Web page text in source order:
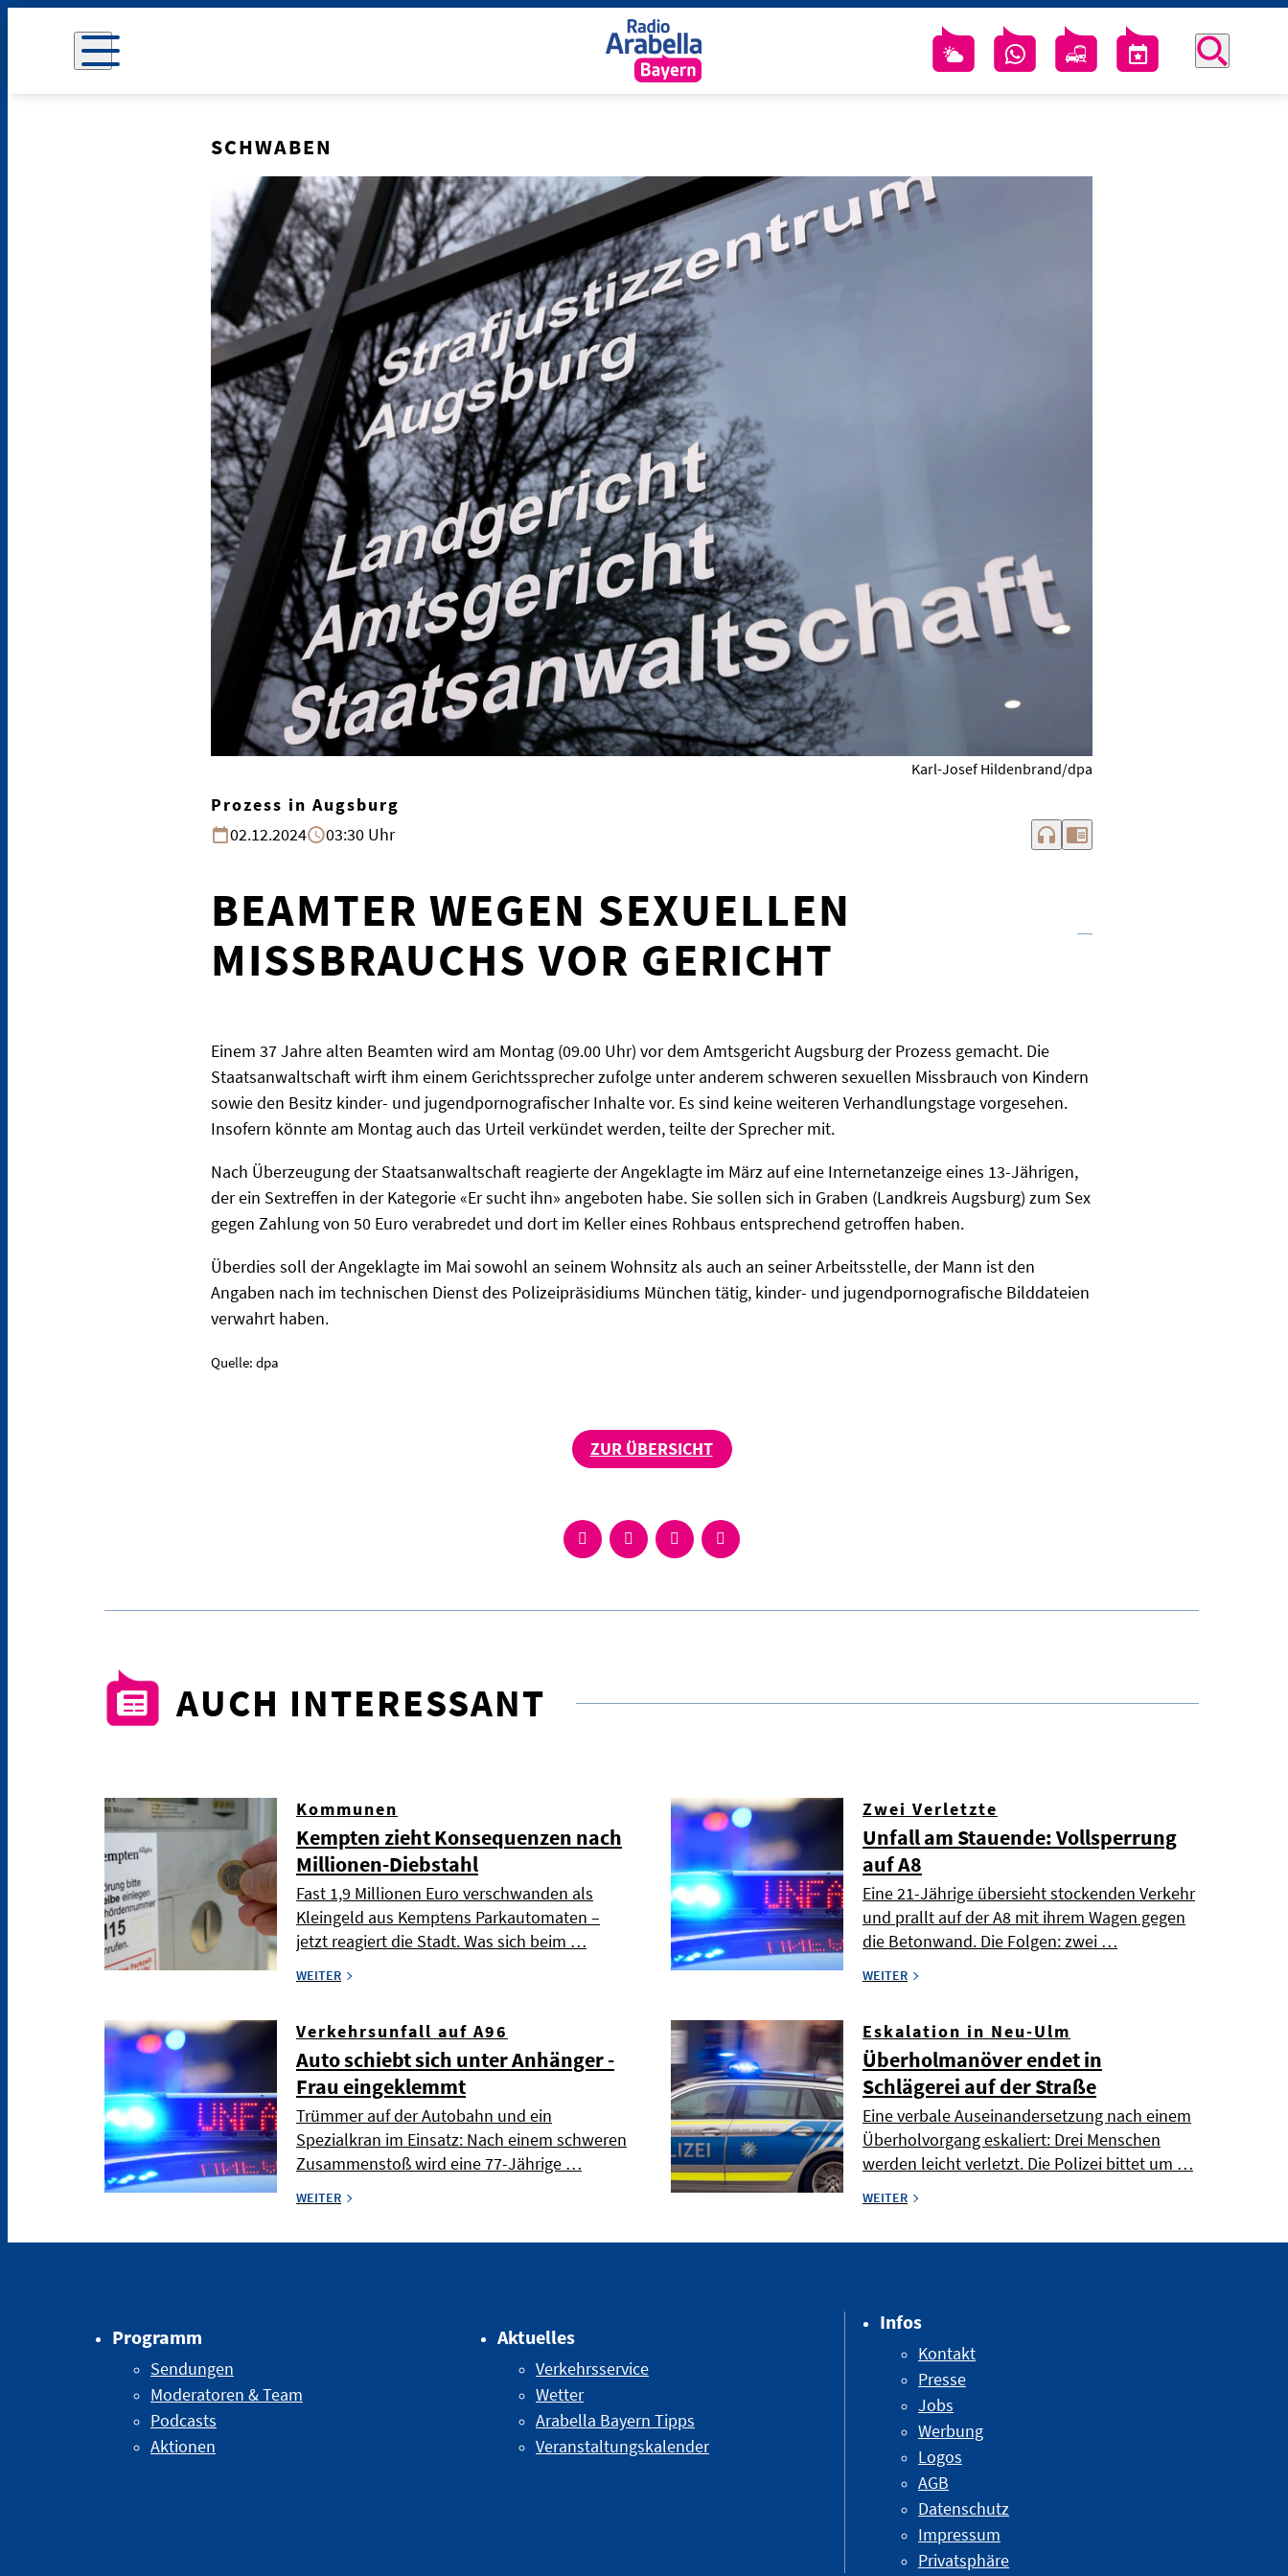
SCHWABEN
Karl-Josef Hildenbrand/dpa
Prozess in Augsburg
02.12.2024
03:30 Uhr headphones chrome_reader_mode
BEAMTER WEGEN SEXUELLEN
MISSBRAUCHS VOR GERICHT
Einem 37 Jahre alten Beamten wird am Montag (09.00 Uhr) vor dem Amtsgericht Augsburg der Prozess gemacht. Die
Staatsanwaltschaft wirft ihm einem Gerichtssprecher zufolge unter anderem schweren sexuellen Missbrauch von Kindern
sowie den Besitz kinder- und jugendpornografischer Inhalte vor. Es sind keine weiteren Verhandlungstage vorgesehen.
Insofern könnte am Montag auch das Urteil verkündet werden, teilte der Sprecher mit.
Nach Überzeugung der Staatsanwaltschaft reagierte der Angeklagte im März auf eine Internetanzeige eines 13-Jährigen,
der ein Sextreffen in der Kategorie «Er sucht ihn» angeboten habe. Sie sollen sich in Graben (Landkreis Augsburg) zum Sex
gegen Zahlung von 50 Euro verabredet und dort im Keller eines Rohbaus entsprechend getroffen haben.
Überdies soll der Angeklagte im Mai sowohl an seinem Wohnsitz als auch an seiner Arbeitsstelle, der Mann ist den
Angaben nach im technischen Dienst des Polizeipräsidiums München tätig, kinder- und jugendpornografische Bilddateien
verwahrt haben.
Quelle: dpa
ZUR ÜBERSICHT
AUCH INTERESSANT
Kommunen
Kempten zieht Konsequenzen nach
Millionen-Diebstahl
Fast 1,9 Millionen Euro verschwanden als
Kleingeld aus Kemptens Parkautomaten –
jetzt reagiert die Stadt. Was sich beim …
WEITER
Zwei Verletzte
Unfall am Stauende: Vollsperrung
auf A8
Eine 21-Jährige übersieht stockenden Verkehr
und prallt auf der A8 mit ihrem Wagen gegen
die Betonwand. Die Folgen: zwei …
WEITER
Verkehrsunfall auf A96
Auto schiebt sich unter Anhänger -
Frau eingeklemmt
Trümmer auf der Autobahn und ein
Spezialkran im Einsatz: Nach einem schweren
Zusammenstoß wird eine 77-Jährige …
WEITER
Eskalation in Neu-Ulm
Überholmanöver endet in
Schlägerei auf der Straße
Eine verbale Auseinandersetzung nach einem
Überholvorgang eskaliert: Drei Menschen
werden leicht verletzt. Die Polizei bittet um …
WEITER
Programm
Sendungen
Moderatoren & Team
Podcasts
Aktionen
Aktuelles
Verkehrsservice
Wetter
Arabella Bayern Tipps
Veranstaltungskalender
Infos
Kontakt
Presse
Jobs
Werbung
Logos
AGB
Datenschutz
Impressum
Privatsphäre